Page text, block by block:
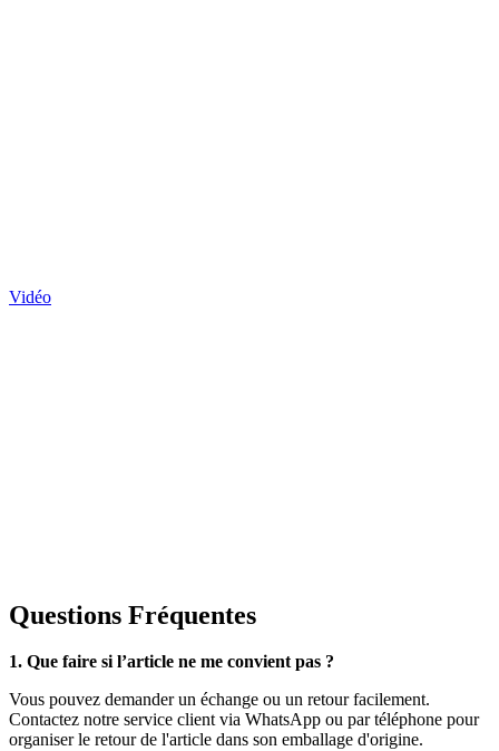
Vidéo
Questions Fréquentes
1. Que faire si l’article ne me convient pas ?
Vous pouvez demander un échange ou un retour facilement.
Contactez notre service client via WhatsApp ou par téléphone pour
organiser le retour de l'article dans son emballage d'origine.